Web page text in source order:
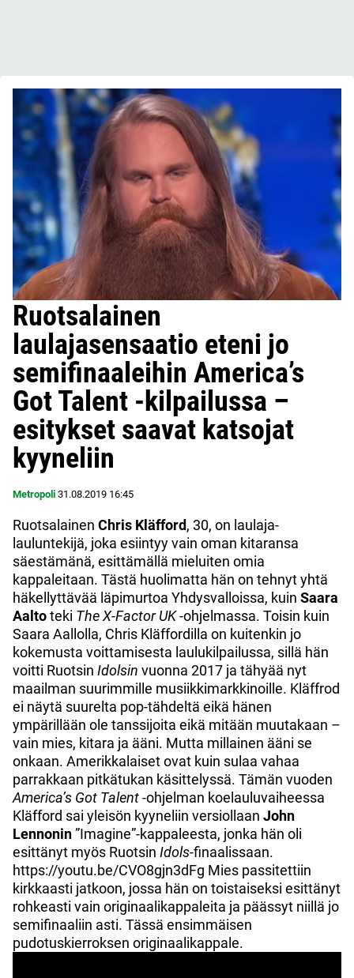
Ruotsalainen
laulajasensaatio eteni jo
semifinaaleihin America’s
Got Talent -kilpailussa –
esitykset saavat katsojat
kyyneliin
Metropoli 31.08.2019 16:45
Ruotsalainen Chris Kläfford, 30, on laulaja-
lauluntekijä, joka esiintyy vain oman kitaransa
säestämänä, esittämällä mieluiten omia
kappaleitaan. Tästä huolimatta hän on tehnyt yhtä
häkellyttävää läpimurtoa Yhdysvalloissa, kuin Saara
Aaltoteki The X-Factor UK-ohjelmassa. Toisin kuin
Saara Aallolla, Chris Kläffordilla on kuitenkin jo
kokemusta voittamisesta laulukilpailussa, sillä hän
voitti Ruotsin Idolsin vuonna 2017 ja tähyää nyt
maailman suurimmille musiikkimarkkinoille. Kläffrod
ei näytä suurelta pop-tähdeltä eikä hänen
ympärillään ole tanssijoita eikä mitään muutakaan –
vain mies, kitara ja ääni. Mutta millainen ääni se
onkaan. Amerikkalaiset ovat kuin sulaa vahaa
parrakkaan pitkätukan käsittelyssä. Tämän vuoden
America’s Got Talent-ohjelman koelauluvaiheessa
Kläfford sai yleisön kyyneliin versiollaan John
Lennonin”Imagine”-kappaleesta, jonka hän oli
esittänyt myös Ruotsin Idols-finaalissaan.
https://youtu.be/CVO8gjn3dFg Mies passitettiin
kirkkaasti jatkoon, jossa hän on toistaiseksi esittänyt
rohkeasti vain originaalikappaleita ja päässyt niillä jo
semifinaaliin asti. Tässä ensimmäisen
pudotuskierroksen originaalikappale.